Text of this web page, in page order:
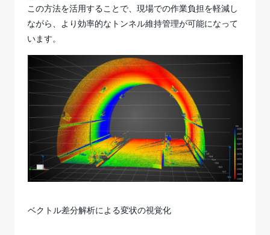
この方法を活用することで、現場での作業負担を軽減し
ながら、より効率的なトンネル維持管理が可能になって
います。
ベクトル差分解析による変状の視覚化